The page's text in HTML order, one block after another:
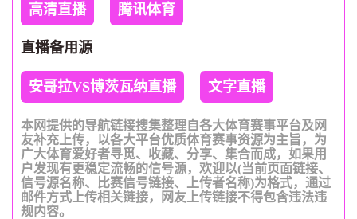
高清直播 腾讯体育
直播备用源
安哥拉VS博茨瓦纳直播 文字直播
本网提供的导航链接搜集整理自各大体育赛事平台及网
友补充上传，以各大平台优质体育赛事资源为主旨，为
广大体育爱好者寻觅、收藏、分享、集合而成，如果用
户发现有更稳定流畅的信号源，欢迎以(当前页面链接、
信号源名称、比赛信号链接、上传者名称)为格式，通过
邮件方式上传相关链接，网友上传链接不得包含违法违
规内容。